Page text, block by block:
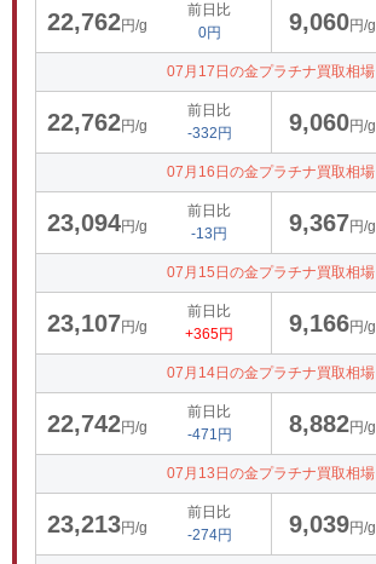
22,762円/g
前日比
0円
9,060円/g
07月17日の金プラチナ買取相場
22,762円/g
前日比
-332円
9,060円/g
07月16日の金プラチナ買取相場
23,094円/g
前日比
-13円
9,367円/g
07月15日の金プラチナ買取相場
23,107円/g
前日比
+365円
9,166円/g
07月14日の金プラチナ買取相場
22,742円/g
前日比
-471円
8,882円/g
07月13日の金プラチナ買取相場
23,213円/g
前日比
-274円
9,039円/g